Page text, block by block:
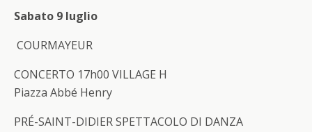
Sabato 9 luglio
COURMAYEUR
CONCERTO 17h00 VILLAGE H
Piazza Abbé Henry
PRÉ-SAINT-DIDIERSPETTACOLO DI DANZA